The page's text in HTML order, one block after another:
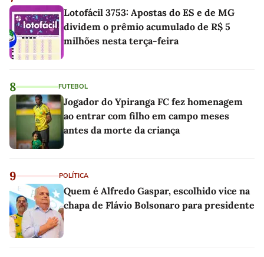
Lotofácil 3753: Apostas do ES e de MG
dividem o prêmio acumulado de R$ 5
milhões nesta terça-feira
8 FUTEBOL
Jogador do Ypiranga FC fez homenagem
ao entrar com filho em campo meses
antes da morte da criança
9 POLÍTICA
Quem é Alfredo Gaspar, escolhido vice na
chapa de Flávio Bolsonaro para presidente